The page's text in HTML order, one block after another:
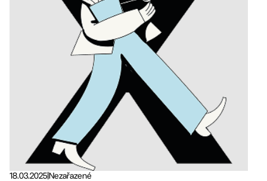
18.03.2025Nezařazené